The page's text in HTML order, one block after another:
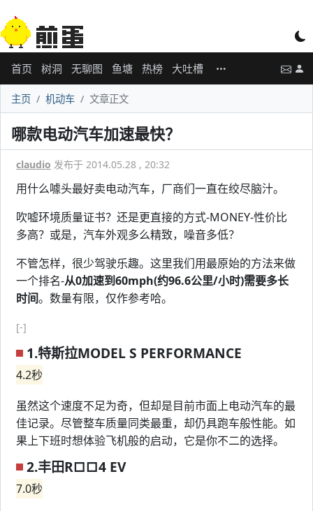
首页 树洞 无聊图 鱼塘 热榜 大吐槽
主页 机动车 文章正文
哪款电动汽车加速最快？
claudio 发布于 2014.05.28 , 20:32
用什么噱头最好卖电动汽车，厂商们一直在绞尽脑汁。
吹嘘环境质量证书？还是更直接的方式-MONEY-性价比
多高？或是，汽车外观多么精致，噪音多低？
不管怎样，很少驾驶乐趣。这里我们用最原始的方法来做
一个排名-从0加速到60mph(约96.6公里/小时)需要多长
时间。数量有限，仅作参考哈。
[-]
1.特斯拉MODEL S PERFORMANCE
4.2秒
虽然这个速度不足为奇，但却是目前市面上电动汽车的最
佳记录。尽管整车质量同类最重，却仍具跑车般性能。如
果上下班时想体验飞机般的启动，它是你不二的选择。
2.丰田R□□4 EV
7.0秒